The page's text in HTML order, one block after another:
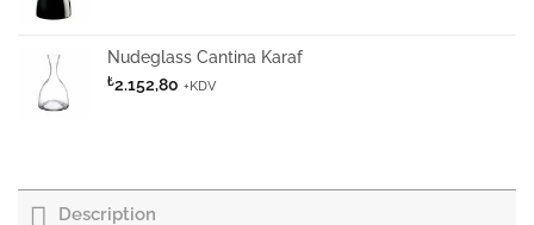
Nudeglass Cantina Karaf
₺2.152,80 +KDV
Description